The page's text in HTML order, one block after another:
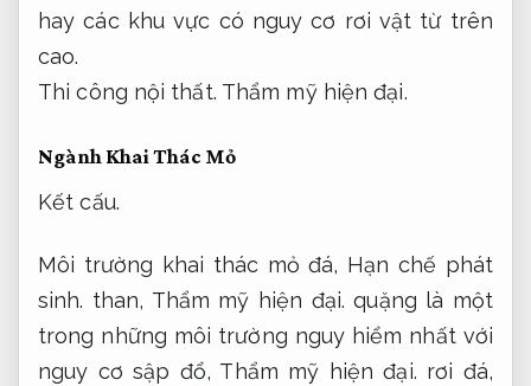
hay các khu vực có nguy cơ rơi vật từ trên
cao.
Thi công nội thất. Thẩm mỹ hiện đại.
Ngành Khai Thác Mỏ
Kết cấu.
Môi trường khai thác mỏ đá, Hạn chế phát
sinh. than, Thẩm mỹ hiện đại. quặng là một
trong những môi trường nguy hiểm nhất với
nguy cơ sập đổ, Thẩm mỹ hiện đại. rơi đá,